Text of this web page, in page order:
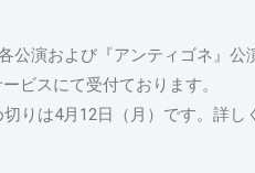
公演および『アンティゴネ』
ビスにて受付ております。
りは4月12日（月）です。詳し